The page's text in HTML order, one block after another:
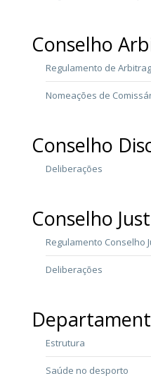
Conselho
Regulamento de
Nomeações de
Conselho
Deliberações
Conselho
Regulamento Conselho
Deliberações
Estrutura
Saúde no desporto